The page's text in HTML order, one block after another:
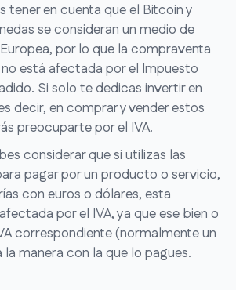
tener en cuenta que el Bitcoin y
se consideran un medio de
por lo que la compraventa
está afectada por el Impuesto
Si solo te dedicas invertir en
decir, en comprar y vender estos
preocuparte por el IVA.
considerar que si utilizas las
pagar por un producto o servicio,
con euros o dólares, esta
por el IVA, ya que ese bien o
correspondiente (normalmente un
la manera con la que lo pagues.